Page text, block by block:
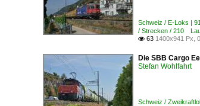
Schweiz / E-Loks |
/ Strecken / 210
 63 1400x941 Px,
Die SBB Cargo
Stefan Wohlfahrt
Schweiz /